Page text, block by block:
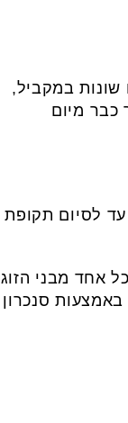
במקביל,
מיום
חדשים עד לסיום תקופת
אחד מבני הזוג
סנכרון